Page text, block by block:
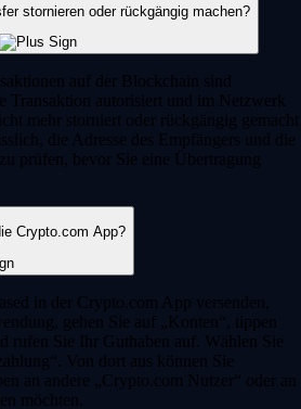
stornieren oder rückgängig machen?
auf der Blockchain sind
Transaktion autorisiert und im Netzwerk
mehr storniert oder rückgängig gemacht
die Adresse des Empfängers und die
prüfen, bevor Sie eine Übertragung
Crypto.com App?
in der Crypto.com App versenden,
gehen Sie auf „Konten“, tippen
rufen Sie Ihr Guthaben auf. Wählen Sie
Von dort aus können Sie
an andere „Crypto.com Nutzer“ oder an
möchten.